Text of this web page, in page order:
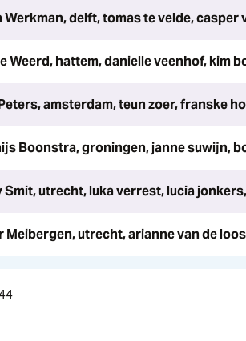
Werkman, delft, tomas te velde,
Weerd, hattem, danielle veenhof, kim
amsterdam, teun zoer, franske
Boonstra, groningen, janne suwijn,
Smit, utrecht, luka verrest, lucia
Meibergen, utrecht, arianne van de